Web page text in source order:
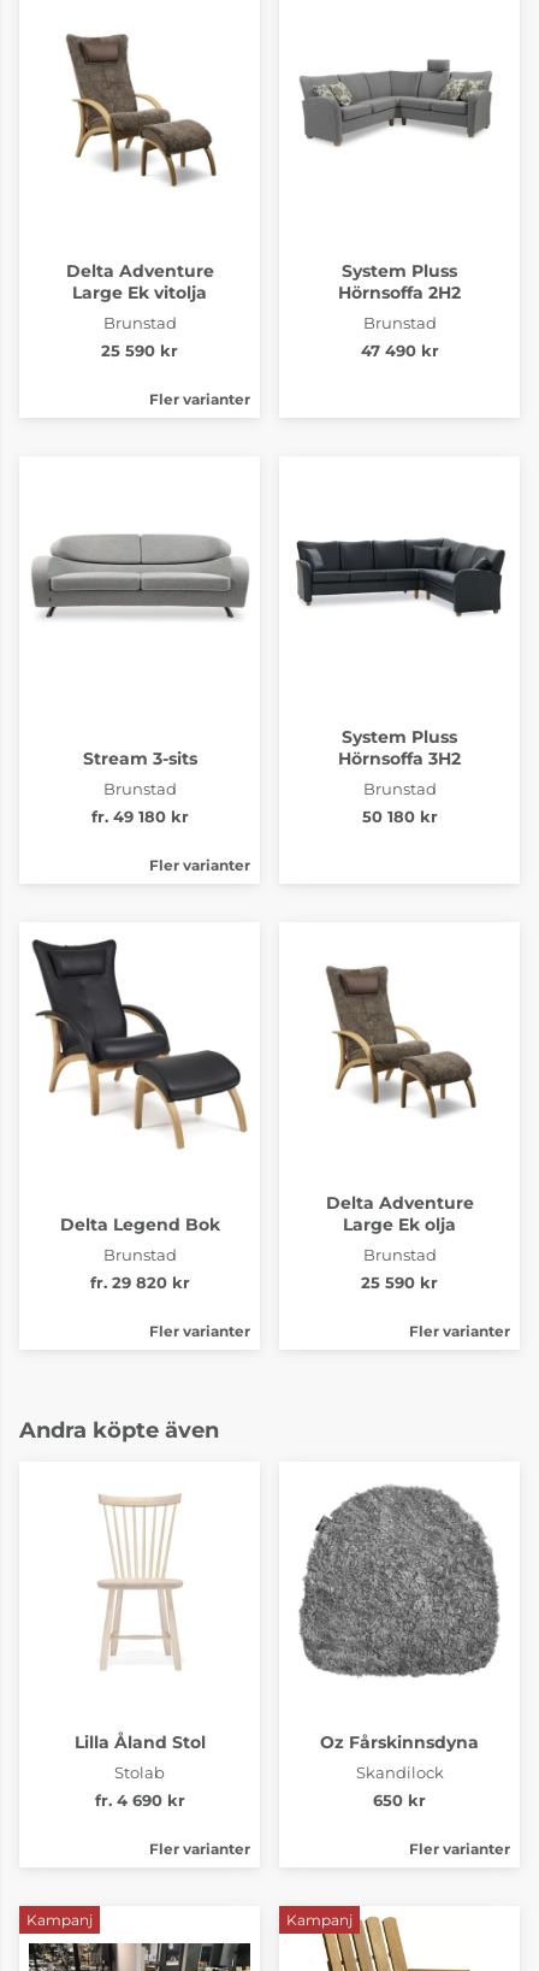
Delta Adventure
Large Ek vitolja
Brunstad
25 590 kr
Fler varianter
System Pluss
Hörnsoffa 2H2
Brunstad
47 490 kr
Stream 3-sits
Brunstad
fr. 49 180 kr
Fler varianter
System Pluss
Hörnsoffa 3H2
Brunstad
50 180 kr
Delta Legend Bok
Brunstad
fr. 29 820 kr
Fler varianter
Delta Adventure
Large Ek olja
Brunstad
25 590 kr
Fler varianter
Andra köpte även
Lilla Åland Stol
Stolab
fr. 4 690 kr
Fler varianter
Oz Fårskinnsdyna
Skandilock
650 kr
Fler varianter
Kampanj Kampanj